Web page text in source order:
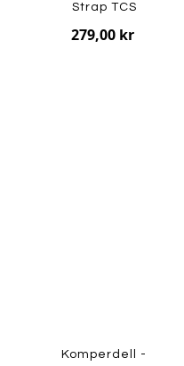
Strap TCS
279,00 kr
Komperdell -